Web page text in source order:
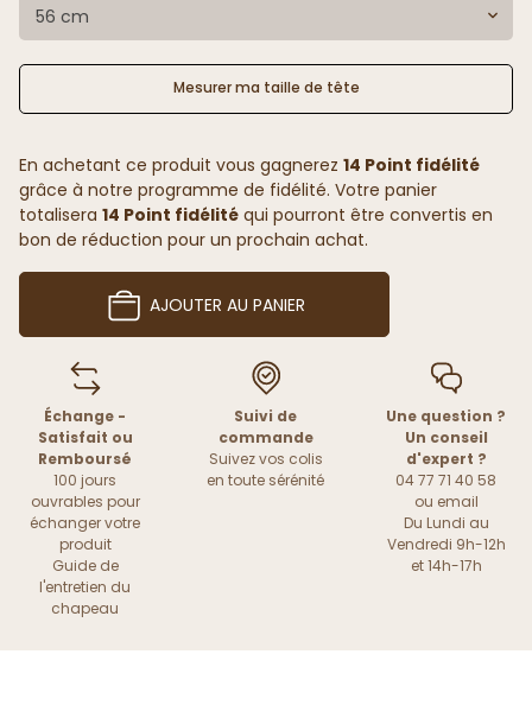
56 cm
Mesurer ma taille de tête
En achetant ce produit vous gagnerez 14 Point fidélité
grâce à notre programme de fidélité. Votre panier
totalisera 14 Point fidélité qui pourront être convertis en
bon de réduction pour un prochain achat.
AJOUTER AU PANIER
Échange -
Satisfait ou
Remboursé
100 jours
ouvrables pour
échanger votre
produit
Guide de
l'entretien du
chapeau
Suivi de
commande
Suivez vos colis
en toute sérénité
Une question ?
Un conseil
d'expert ?
04 77 71 40 58
ou email
Du Lundi au
Vendredi 9h-12h
et 14h-17h